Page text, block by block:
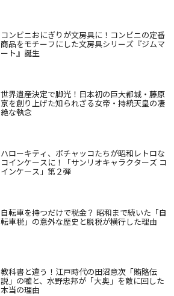
コンビニおにぎりが文房具に！コンビニの定番
商品をモチーフにした文房具シリーズ『ジムマ
ート』誕生
世界遺産決定で脚光！日本初の巨大都城・藤原
京を創り上げた知られざる女帝・持統天皇の凄
絶な執念
ハローキティ、ポチャッコたちが昭和レトロな
コインケースに！「サンリオキャラクターズ コ
インケース」第２弾
自転車を持つだけで税金？ 昭和まで続いた「自
転車税」の意外な歴史と脱税が横行した理由
教科書と違う！江戸時代の田沼意次「賄賂伝
説」の嘘と、水野忠邦が「大奥」を敵に回した
本当の理由